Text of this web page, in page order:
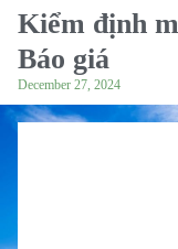
Kiểm định
Báo giá
December 27, 2024